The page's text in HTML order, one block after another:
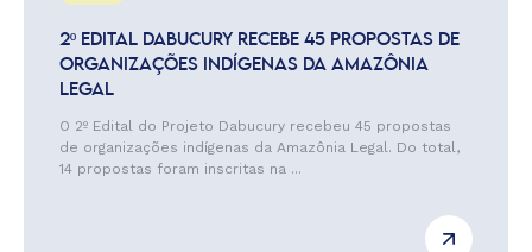
2º EDITAL DABUCURY RECEBE 45 PROPOSTAS DE
ORGANIZAÇÕES INDÍGENAS DA AMAZÔNIA
LEGAL
O 2º Edital do Projeto Dabucury recebeu 45 propostas
de organizações indígenas da Amazônia Legal. Do total,
14 propostas foram inscritas na ...